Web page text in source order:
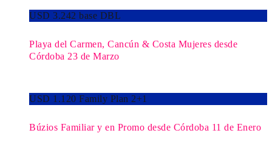
USD 3.242 base DBL
Playa del Carmen, Cancún & Costa Mujeres desde
Córdoba 23 de Marzo
USD 1.120 Family Plan 2+1
Búzios Familiar y en Promo desde Córdoba 11 de Enero